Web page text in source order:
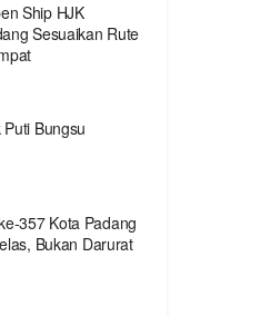
Ship HJK
Sesuaikan Rute
Bungsu
357 Kota Padang
Bukan Darurat